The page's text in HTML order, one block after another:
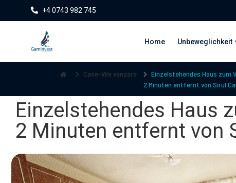
+4 0743 982 745
Home Unbeweglichkeit
Case-Vile vanzare
Einzelstehendes Haus zum
2 Minuten entfernt von Sirul
Einzelstehendes Haus
2 Minuten entfernt von